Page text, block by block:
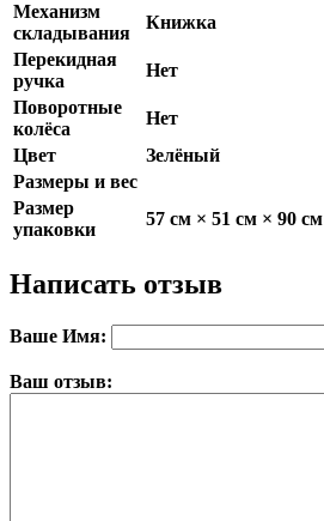
Механизм
складывания
Книжка
Перекидная
ручка
Нет
Поворотные
колёса
Нет
Цвет
Зелёный
Размеры и вес
Размер
упаковки
57 см × 51 см × 90 см
Написать отзыв
Ваше Имя:
Ваш отзыв: